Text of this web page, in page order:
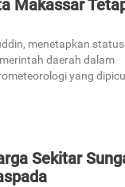
Makassar
menetapkan
daerah dalam
yang
Sekitar